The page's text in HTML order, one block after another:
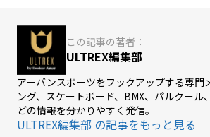
この記事の著者：
ULTREX編集部
アーバンスポーツをフックアップする専門
ング、スケートボード、BMX、パルクール
どの情報を分かりやすく発信。
ULTREX編集部 の記事をもっと見る